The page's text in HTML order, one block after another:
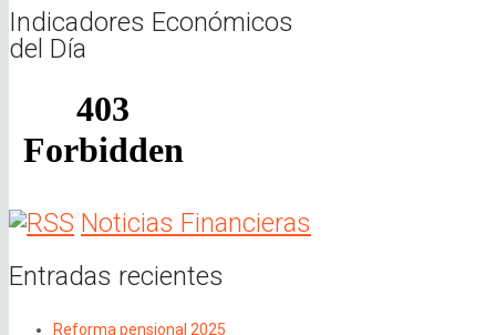
Indicadores Económicos
del Día
Noticias Financieras
Entradas recientes
Reforma pensional 2025